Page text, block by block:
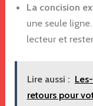
La concision
une seule
lecteur et
Lire aussi :
retours pour